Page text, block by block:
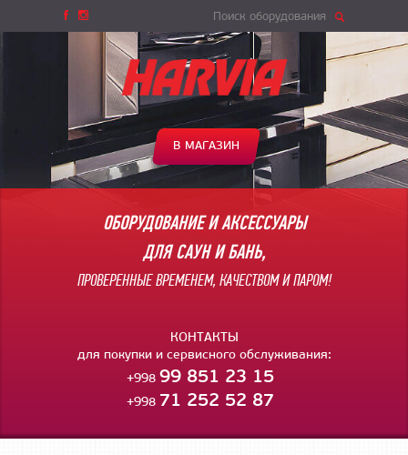
Поиск оборудования
В МАГАЗИН
ОБОРУДОВАНИЕ И АКСЕССУАРЫ
ДЛЯ САУН И БАНЬ,
ПРОВЕРЕННЫЕ ВРЕМЕНЕМ, КАЧЕСТВОМ И ПАРОМ!
КОНТАКТЫ
для покупки и сервисного обслуживания:
+998 99 851 23 15
+998 71 252 52 87